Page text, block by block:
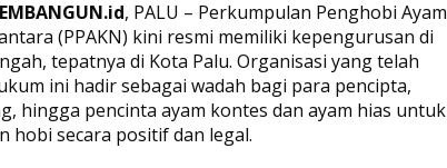
, PALU – Perkumpulan Penghobi Ayam
(PPAKN) kini resmi memiliki kepengurusan di
tepatnya di Kota Palu. Organisasi yang telah
ini hadir sebagai wadah bagi para pencipta,
hingga pencinta ayam kontes dan ayam hias untuk
hobi secara positif dan legal.